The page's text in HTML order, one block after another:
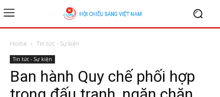
Home Tin tức - Sự kiện
Tin tức - Sự kiện
Ban hành Quy chế phối hợp